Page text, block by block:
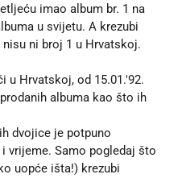
imao album br. 1 na
u svijetu. A krezubi
ni broj 1 u Hrvatskoj.
u Hrvatskoj, od 15.01.'92.
albuma kao što ih
dvojice je potpuno
vrijeme. Samo pogledaj što
uopće išta!) krezubi